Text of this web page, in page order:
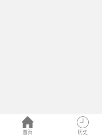
首页 历史